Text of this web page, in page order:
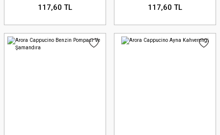
117,60 TL 117,60 TL